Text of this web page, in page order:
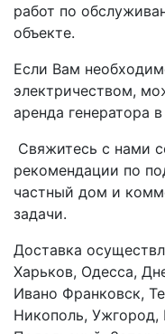
работ по
объекте.
Если Вам
электричеством,
аренда генератора
Свяжитесь с нами
рекомендации по
частный дом и
задачи.
Доставка
Харьков, Одесса,
Ивано Франковск,
Никополь, Ужгород,